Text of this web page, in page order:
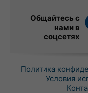
Общайтесь с
нами в
соцсетях
Политика
Условия